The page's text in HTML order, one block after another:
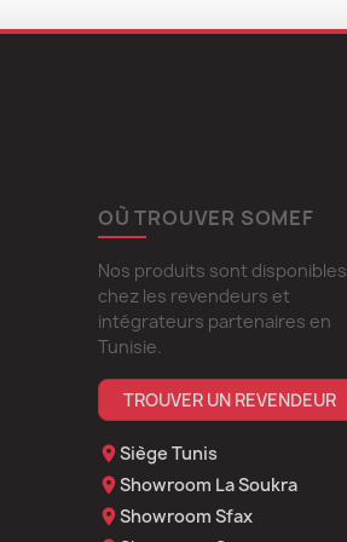
OÙ TROUVER SOMEF
Nos produits sont disponibles
chez les revendeurs et
intégrateurs partenaires en
Tunisie.
TROUVER UN REVENDEUR
Siège Tunis
Showroom La Soukra
Showroom Sfax